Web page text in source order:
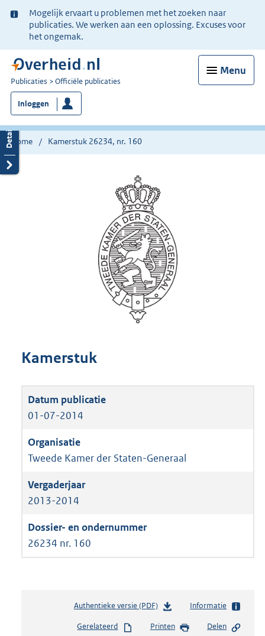
Ter
informatie:
Mogelijk ervaart u problemen met het zoeken naar
publicaties. We werken aan een oplossing. Excuses voor
het ongemak.
Menu
U
bent
nu
hier:
Publicaties Officiële publicaties
Inloggen
Home Kamerstuk 26234, nr. 160
Kamerstuk
01-07-2014
Tweede Kamer der Staten-Generaal
2013-2014
26234 nr. 160
Authentieke versie (PDF)b
s
Informatie
Gerelateerd Printen Delen